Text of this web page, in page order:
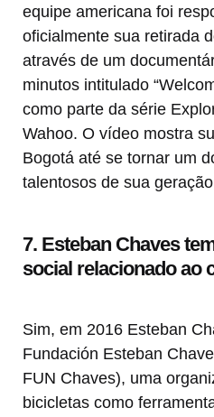
equipe americana foi
oficialmente sua retirada
através de um
minutos intitulado
como parte da série
Wahoo. O vídeo mostra
Bogotá até se tornar um
talentosos de sua
7. Esteban Chaves
social relacionado ao
Sim, em 2016 Esteban
Fundación Esteban
FUN Chaves), uma
bicicletas como